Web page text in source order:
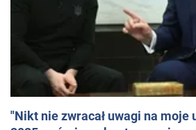
"Nikt nie zwracał uwagi na moje